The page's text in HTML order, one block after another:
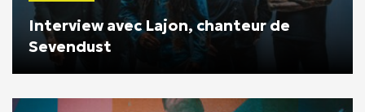
Interview avec Lajon, chanteur de
Sevendust